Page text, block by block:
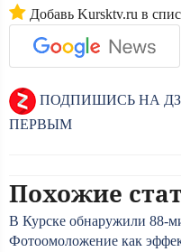
Добавь Kursktv.ru в
ПОДПИШИСЬ НА
ПЕРВЫМ
Похожие
В Курске обнаружили 88-
Фотоомоложение как